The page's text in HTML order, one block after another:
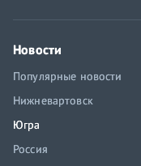
Новости
Популярные новости
Нижневартовск
Югра
Россия